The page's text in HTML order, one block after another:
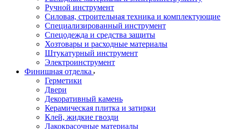
Ручной инструмент
Силовая, строительная техника и комплектующие
Специализированный инструмент
Спецодежда и средства защиты
Хозтовары и расходные материалы
Штукатурный инструмент
Электроинструмент
Финишная отделка
Герметики
Двери
Декоративный камень
Керамическая плитка и затирки
Клей, жидкие гвозди
Лакокрасочные материалы